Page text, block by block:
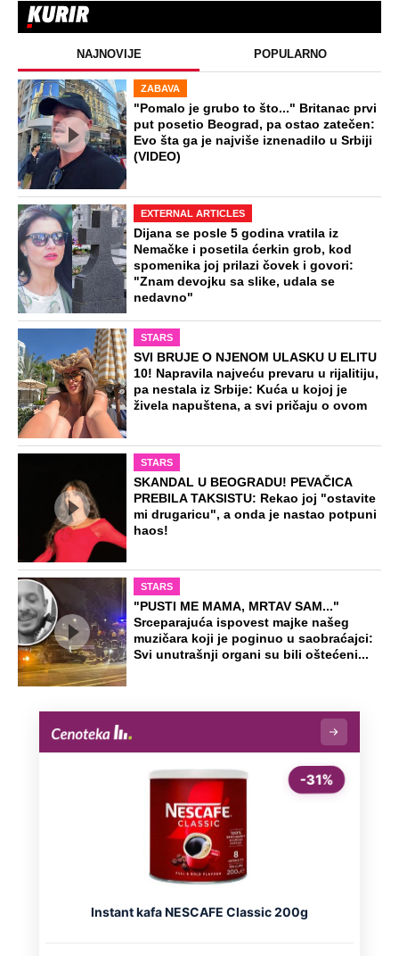
NAJNOVIJE POPULARNO
ZABAVA
"Pomalo je grubo to što..." Britanac prvi
put posetio Beograd, pa ostao zatečen:
Evo šta ga je najviše iznenadilo u Srbiji
(VIDEO)
EXTERNAL ARTICLES
Dijana se posle 5 godina vratila iz
Nemačke i posetila ćerkin grob, kod
spomenika joj prilazi čovek i govori:
"Znam devojku sa slike, udala se
nedavno"
STARS
SVI BRUJE O NJENOM ULASKU U ELITU
10! Napravila najveću prevaru u rijalitiju,
pa nestala iz Srbije: Kuća u kojoj je
živela napuštena, a svi pričaju o ovom
STARS
SKANDAL U BEOGRADU! PEVAČICA
PREBILA TAKSISTU: Rekao joj "ostavite
mi drugaricu", a onda je nastao potpuni
haos!
STARS
"PUSTI ME MAMA, MRTAV SAM..."
Srceparajuća ispovest majke našeg
muzičara koji je poginuo u saobraćajci:
Svi unutrašnji organi su bili oštećeni...